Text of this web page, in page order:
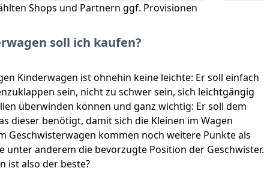
Shops und Partnern ggf. Provisionen
soll ich kaufen?
Kinderwagen ist ohnehin keine leichte: Er soll einfach
sein, nicht zu schwer sein, sich leichtgängig
überwinden können und ganz wichtig: Er soll dem
dieser benötigt, damit sich die Kleinen im Wagen
Geschwisterwagen kommen noch weitere Punkte als
unter anderem die bevorzugte Position der Geschwister.
ist also der beste?